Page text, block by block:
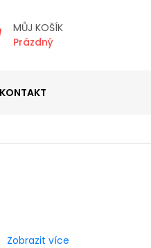
MŮJ KOŠÍK
Prázdný
KONTAKT
Zobrazit více